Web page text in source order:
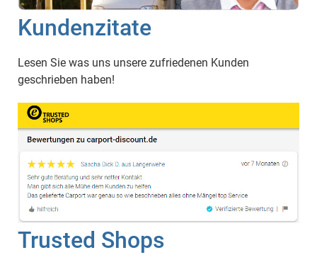
Kundenzitate
Lesen Sie was uns unsere zufriedenen Kunden
geschrieben haben!
Trusted Shops